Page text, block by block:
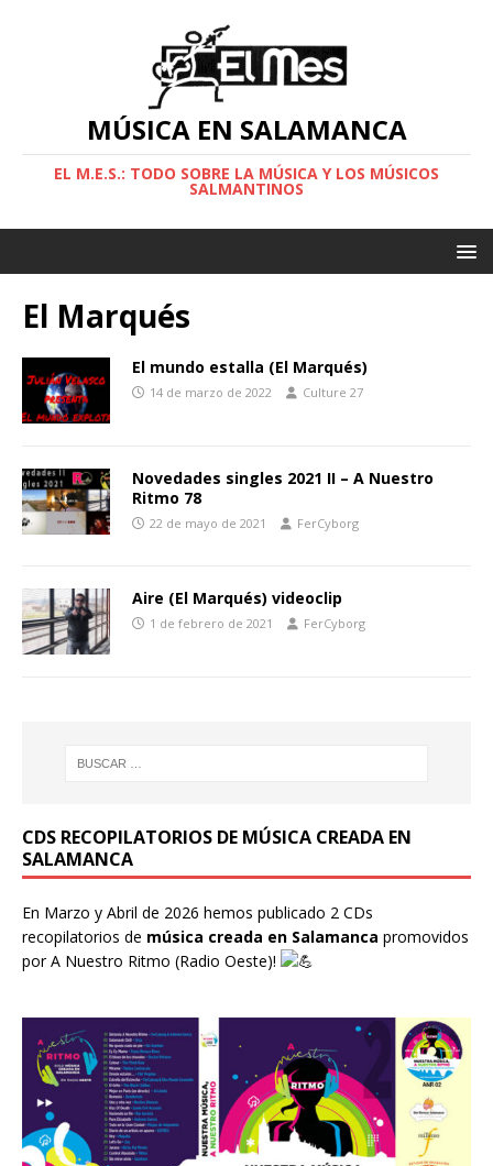
MÚSICA EN SALAMANCA
EL M.E.S.: TODO SOBRE LA MÚSICA Y LOS MÚSICOS
SALMANTINOS
El Marqués
El mundo estalla (El Marqués)
14 de marzo de 2022 Culture 27
Novedades singles 2021 II – A Nuestro
Ritmo 78
22 de mayo de 2021 FerCyborg
Aire (El Marqués) videoclip
1 de febrero de 2021 FerCyborg
CDS RECOPILATORIOS DE MÚSICA CREADA EN
SALAMANCA
En Marzo y Abril de 2026 hemos publicado 2 CDs
recopilatorios de música creada en Salamanca promovidos
porA Nuestro Ritmo (Radio Oeste)!